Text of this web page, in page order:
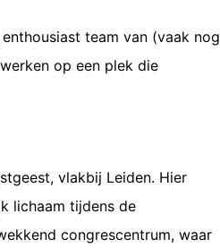
team van (vaak nog
op een plek die
vlakbij Leiden. Hier
lichaam tijdens de
congrescentrum, waar